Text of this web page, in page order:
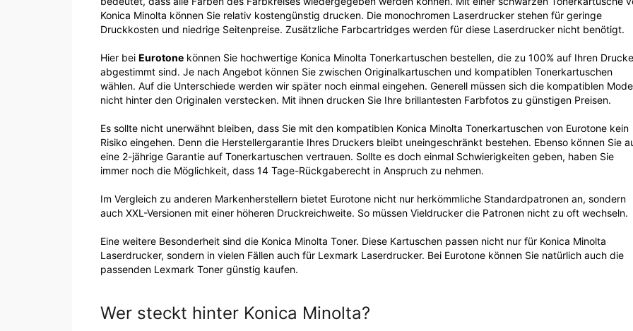
Konica Minolta können Sie relativ kostengünstig drucken. Die monochromen Laserdrucker stehen für geringe
Druckkosten und niedrige Seitenpreise. Zusätzliche Farbcartridges werden für diese Laserdrucker nicht benötigt.
Hier bei Eurotone können Sie hochwertige Konica Minolta Tonerkartuschen bestellen, die zu 100% auf Ihren
abgestimmt sind. Je nach Angebot können Sie zwischen Originalkartuschen und kompatiblen Tonerkartuschen
wählen. Auf die Unterschiede werden wir später noch einmal eingehen. Generell müssen sich die kompatiblen
nicht hinter den Originalen verstecken. Mit ihnen drucken Sie Ihre brillantesten Farbfotos zu günstigen Preisen.
Es sollte nicht unerwähnt bleiben, dass Sie mit den kompatiblen Konica Minolta Tonerkartuschen von Eurotone kein
Risiko eingehen. Denn die Herstellergarantie Ihres Druckers bleibt uneingeschränkt bestehen. Ebenso können Sie
eine 2-jährige Garantie auf Tonerkartuschen vertrauen. Sollte es doch einmal Schwierigkeiten geben, haben Sie
immer noch die Möglichkeit, dass 14 Tage-Rückgaberecht in Anspruch zu nehmen.
Im Vergleich zu anderen Markenherstellern bietet Eurotone nicht nur herkömmliche Standardpatronen an, sondern
auch XXL-Versionen mit einer höheren Druckreichweite. So müssen Vieldrucker die Patronen nicht zu oft wechseln.
Eine weitere Besonderheit sind die Konica Minolta Toner. Diese Kartuschen passen nicht nur für Konica Minolta
Laserdrucker, sondern in vielen Fällen auch für Lexmark Laserdrucker. Bei Eurotone können Sie natürlich auch die
passenden Lexmark Toner günstig kaufen.
Wer steckt hinter Konica Minolta?